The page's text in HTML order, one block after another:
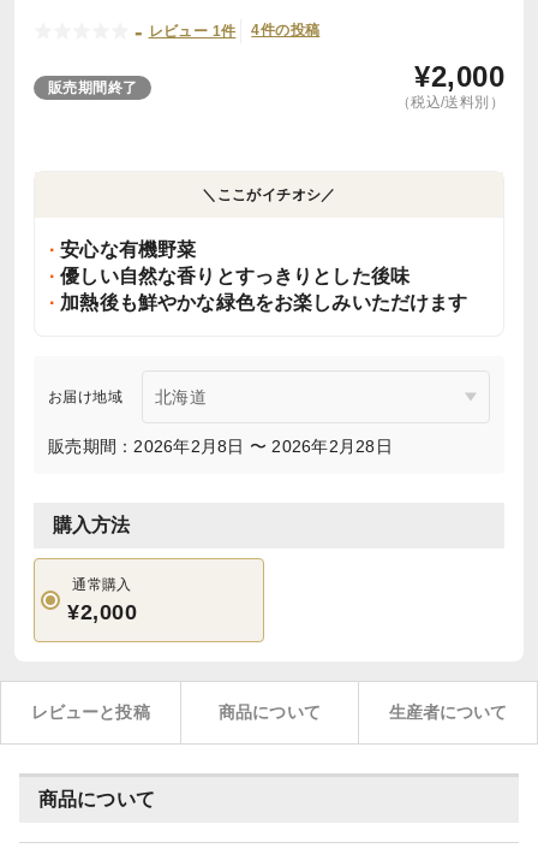
- レビュー 1件 4件の投稿
販売期間終了 ¥2,000
（税込/送料別）
＼ここがイチオシ／
安心な有機野菜
優しい自然な香りとすっきりとした後味
加熱後も鮮やかな緑色をお楽しみいただけます
お届け地域
販売期間：2026年2月8日 〜 2026年2月28日
購入方法
通常購入
¥2,000
レビューと投稿 商品について 生産者について
商品について